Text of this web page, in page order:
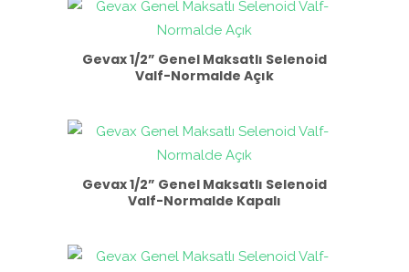
Gevax 1/2” Genel Maksatlı Selenoid
Valf-Normalde Açık
Gevax 1/2” Genel Maksatlı Selenoid
Valf-Normalde Kapalı